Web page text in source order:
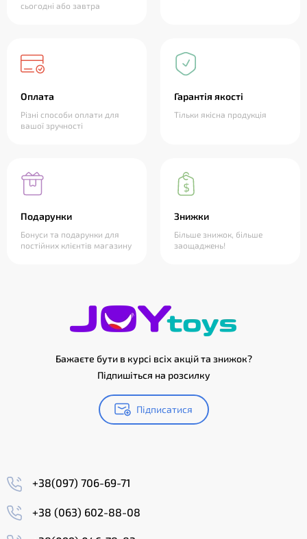
сьогодні або завтра
Оплата
Різні способи оплати для
вашої зручності
Гарантія якості
Тільки якісна продукція
Подарунки
Бонуси та подарунки для
постійних клієнтів магазину
Знижки
Більше знижок, більше
заощаджень!
Бажаєте бути в курсі всіх акцій та знижок?
Підпишіться на розсилку
Підписатися
+38(097) 706-69-71
+38 (063) 602-88-08